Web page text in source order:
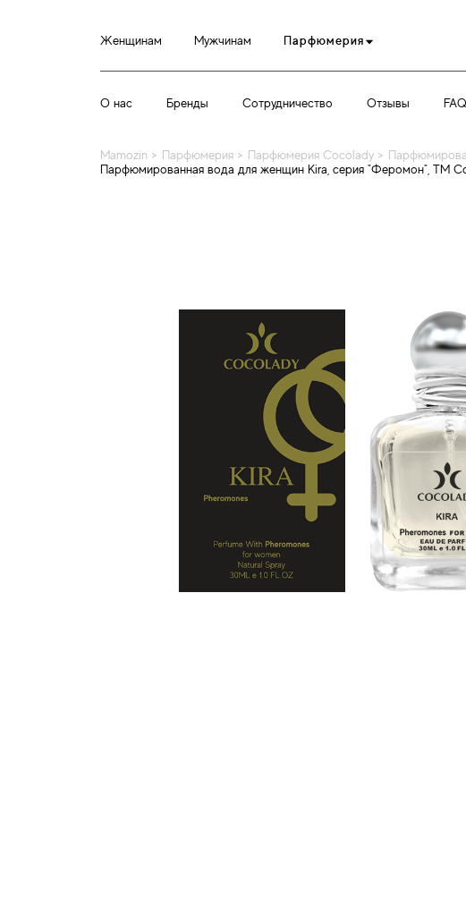
Женщинам Мужчинам Парфюмерия
О нас Бренды Сотрудничество Отзывы FAQ
Mamozin > Парфюмерия > Парфюмерия Cocolady >
Парфюмированная вода для женщин Kira, серия "Феромон", ТМ